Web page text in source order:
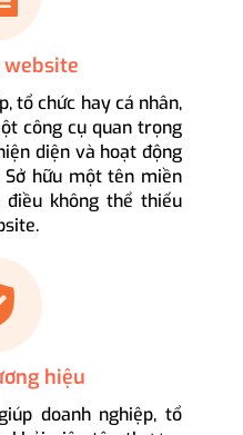
website
tổ chức hay cá nhân,
công cụ quan trọng
diện và hoạt động
hữu một tên miền
không thể thiếu
hiệu
doanh nghiệp, tổ